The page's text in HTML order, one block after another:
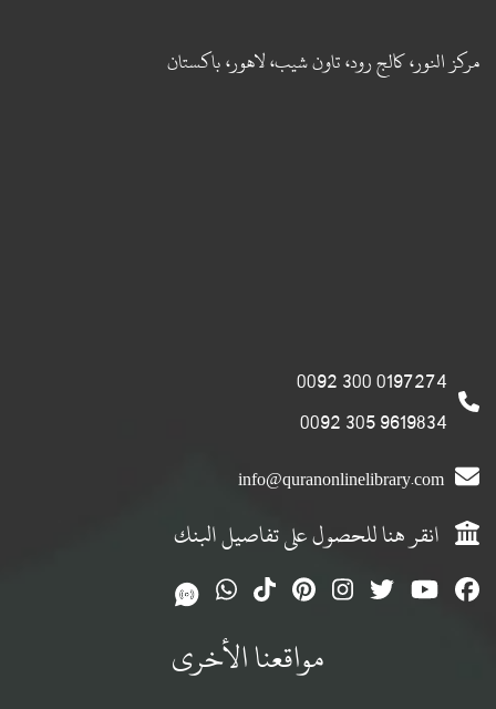
مركز النور، كالج رود، تاون شيب، لاهور، باكستان
0197274 300 0092
9619834 305 0092
info@quranonlinelibrary.com
انقر هنا للحصول على تفاصيل البنك
مواقعنا الأخرى